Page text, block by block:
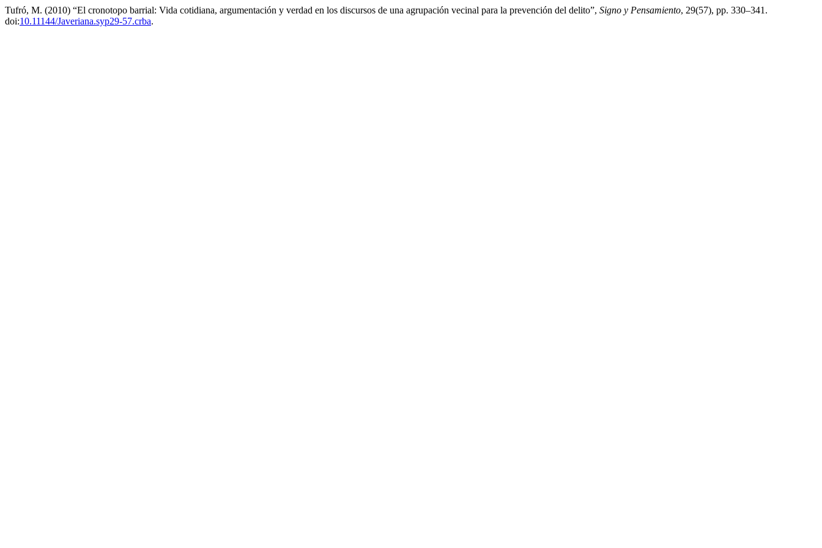
Tufró, M. (2010) “El cronotopo barrial: Vida cotidiana, argumentación y verdad en los discursos de una agrupación vecinal para la prevención del delito”, Signo y Pensamiento, 29(57), pp. 330–341.
doi:10.11144/Javeriana.syp29-57.crba.